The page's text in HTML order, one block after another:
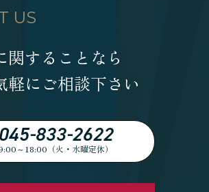
US
関することなら
軽にご相談下さい
045-833-2622
～18:00（火・水曜定休）